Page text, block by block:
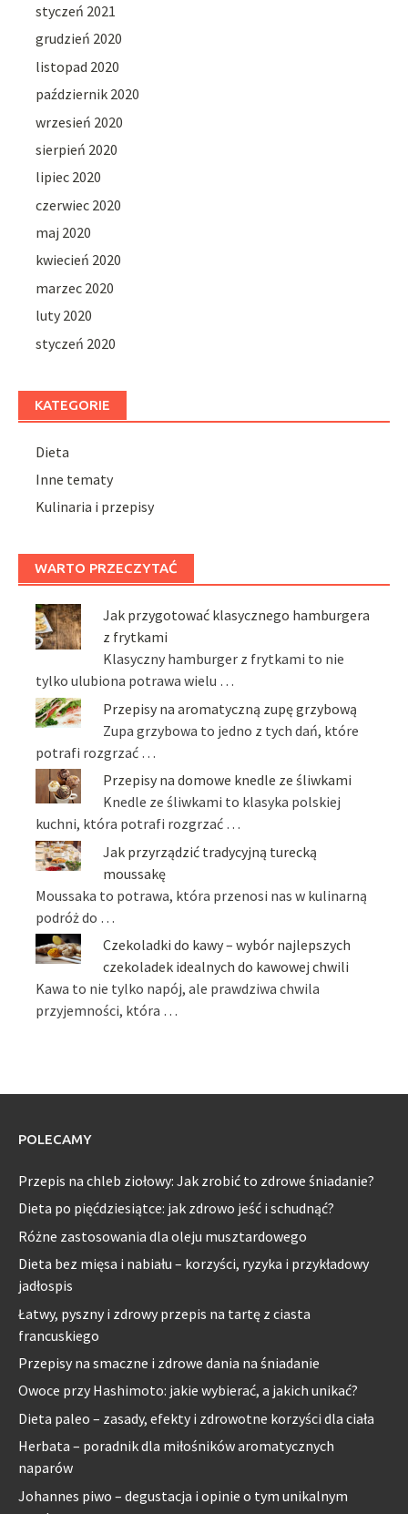
styczeń 2021
grudzień 2020
listopad 2020
październik 2020
wrzesień 2020
sierpień 2020
lipiec 2020
czerwiec 2020
maj 2020
kwiecień 2020
marzec 2020
luty 2020
styczeń 2020
KATEGORIE
Dieta
Inne tematy
Kulinaria i przepisy
WARTO PRZECZYTAĆ
Jak przygotować klasycznego hamburgera
z frytkami
Klasyczny hamburger z frytkami to nie
tylko ulubiona potrawa wielu …
Przepisy na aromatyczną zupę grzybową
Zupa grzybowa to jedno z tych dań, które
potrafi rozgrzać …
Przepisy na domowe knedle ze śliwkami
Knedle ze śliwkami to klasyka polskiej
kuchni, która potrafi rozgrzać …
Jak przyrządzić tradycyjną turecką
moussakę
Moussaka to potrawa, która przenosi nas w kulinarną
podróż do …
Czekoladki do kawy – wybór najlepszych
czekoladek idealnych do kawowej chwili
Kawa to nie tylko napój, ale prawdziwa chwila
przyjemności, która …
POLECAMY
Przepis na chleb ziołowy: Jak zrobić to zdrowe śniadanie?
Dieta po pięćdziesiątce: jak zdrowo jeść i schudnąć?
Różne zastosowania dla oleju musztardowego
Dieta bez mięsa i nabiału – korzyści, ryzyka i przykładowy
jadłospis
Łatwy, pyszny i zdrowy przepis na tartę z ciasta
francuskiego
Przepisy na smaczne i zdrowe dania na śniadanie
Owoce przy Hashimoto: jakie wybierać, a jakich unikać?
Dieta paleo – zasady, efekty i zdrowotne korzyści dla ciała
Herbata – poradnik dla miłośników aromatycznych
naparów
Johannes piwo – degustacja i opinie o tym unikalnym